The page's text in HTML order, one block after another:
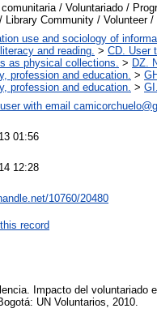
/ Voluntariado /
Library Community / Volunteer
use and sociology of
and reading. > CD. User
as physical collections. > DZ.
profession and education. >
profession and education. >
with email
01:56
12:28
10760/20480
record
Impacto del voluntariado
UN Voluntarios, 2010.